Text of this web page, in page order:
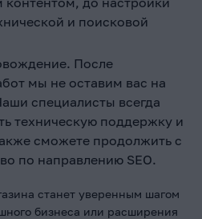
и поисковой
После
мы не оставим вас на
специалисты всегда
техническую поддержку и
сможете продолжить с
по направлению SEO.
станет уверенным шагом
бизнеса или расширения